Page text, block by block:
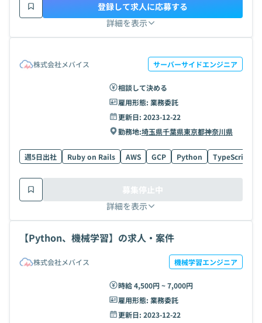
詳細を表示
登録して求人に応募する
株式会社メバイス サーバーサイドエンジニア
相談して決める
雇用形態: 業務委託
更新日: 2023-12-22
勤務地:埼玉県千葉県東京都神奈川県
週5日出社 Ruby on Rails AWS GCP Python TypeScript
詳細を表示
募集停止中
【Python、機械学習】の求人・案件
株式会社メバイス 機械学習エンジニア
時給 4,500円 ~ 7,000円
雇用形態: 業務委託
更新日: 2023-12-22